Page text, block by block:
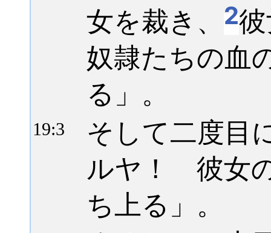
女を裁き、
2
奴隷たちの血
る」。
19:3
そして二度目
ルヤ！ 彼女
ち上る」。